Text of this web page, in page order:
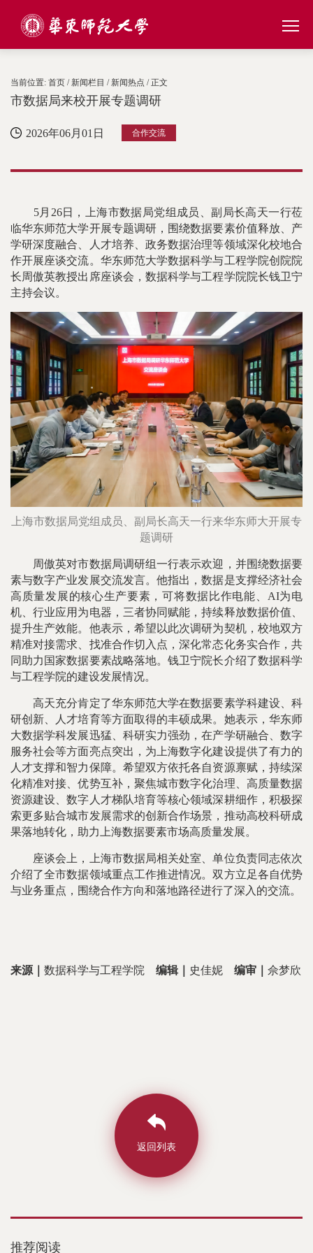
当前位置: 首页 / 新闻栏目 / 新闻热点 / 正文
市数据局来校开展专题调研
2026年06月01日 合作交流
5月26日，上海市数据局党组成员、副局长高天一行莅
临华东师范大学开展专题调研，围绕数据要素价值释放、产
学研深度融合、人才培养、政务数据治理等领域深化校地合
作开展座谈交流。华东师范大学数据科学与工程学院创院院
长周傲英教授出席座谈会，数据科学与工程学院院长钱卫宁
主持会议。
上海市数据局党组成员、副局长高天一行来华东师大开展专
题调研
周傲英对市数据局调研组一行表示欢迎，并围绕数据要
素与数字产业发展交流发言。他指出，数据是支撑经济社会
高质量发展的核心生产要素，可将数据比作电能、AI为电
机、行业应用为电器，三者协同赋能，持续释放数据价值、
提升生产效能。他表示，希望以此次调研为契机，校地双方
精准对接需求、找准合作切入点，深化常态化务实合作，共
同助力国家数据要素战略落地。钱卫宁院长介绍了数据科学
与工程学院的建设发展情况。
高天充分肯定了华东师范大学在数据要素学科建设、科
研创新、人才培育等方面取得的丰硕成果。她表示，华东师
大数据学科发展迅猛、科研实力强劲，在产学研融合、数字
服务社会等方面亮点突出，为上海数字化建设提供了有力的
人才支撑和智力保障。希望双方依托各自资源禀赋，持续深
化精准对接、优势互补，聚焦城市数字化治理、高质量数据
资源建设、数字人才梯队培育等核心领域深耕细作，积极探
索更多贴合城市发展需求的创新合作场景，推动高校科研成
果落地转化，助力上海数据要素市场高质量发展。
座谈会上，上海市数据局相关处室、单位负责同志依次
介绍了全市数据领域重点工作推进情况。双方立足各自优势
与业务重点，围绕合作方向和落地路径进行了深入的交流。
来源｜ 数据科学与工程学院 编辑｜ 史佳妮 编审｜ 佘梦欣
返回列表
推荐阅读